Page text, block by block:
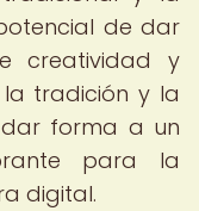
de dar
creatividad y
tradición y la
forma a un
para la
digital.